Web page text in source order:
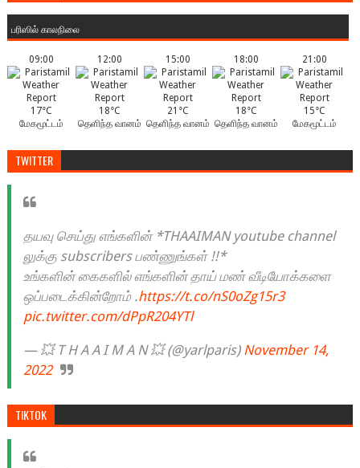
பரிஸில் காலநிலை
09:00
17°C
மேகமூட்டம்
12:00
18°C
தெளிந்த வானம்
15:00
21°C
தெளிந்த வானம்
18:00
18°C
தெளிந்த வானம்
21:00
15°C
மேகமூட்டம்
TWITTER
தயவு செய்து எங்களின் *THAAIMAN youtube channel
லுக்கு subscribers பண்ணுங்கள் !!*
உங்களின் கைகளில் எங்களின் தாய் மண் வீடியோக்களை
ஒப்படைக்கின்றோம் .https://t.co/nS0oZg15r3
pic.twitter.com/dPpR204YTl
— 💥 T H A A I M A N 💥 (@yarlparis) November 14,
2022
TIKTOK